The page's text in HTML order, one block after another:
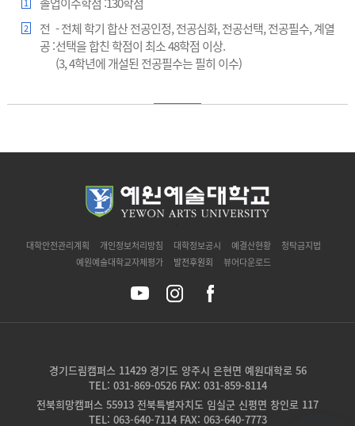
1
2
전
공 :
- 전체 학기 합산 전공인정, 전공심화, 전공선택, 전공필수, 계열
선택을 합친 학점이 최소 48학점 이상.
(3, 4학년에 개설된 전공필수는 필히 이수)
대학안전관리계획 개인정보처리방침 대학정보공시 예결산현황
청탁금지법
예원예술대학교자체평가
발전후원회 뷰어다운로드
경기드림캠퍼스 11429 경기도 양주시 은현면 예원대학로 56
TEL: 031-869-0526 FAX: 031-859-8114
전북희망캠퍼스 55913 전북특별자치도 임실군 신평면 창인로 117
TEL: 063-640-7114 FAX: 063-640-7773